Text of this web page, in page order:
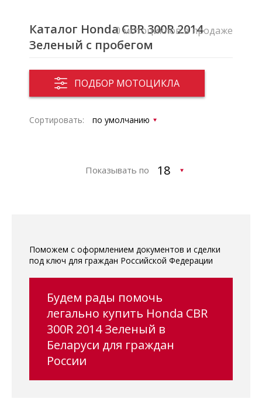
Каталог Honda CBR 300R 2014
Зеленый с пробегом
ПОДБОР МОТОЦИКЛА
0 мотоциклов в продаже
Сортировать:
Показывать по
Поможем с оформлением документов и сделки
под ключ для граждан Российской Федерации
Будем рады помочь
легально купить Honda CBR
300R 2014 Зеленый в
Беларуси для граждан
России